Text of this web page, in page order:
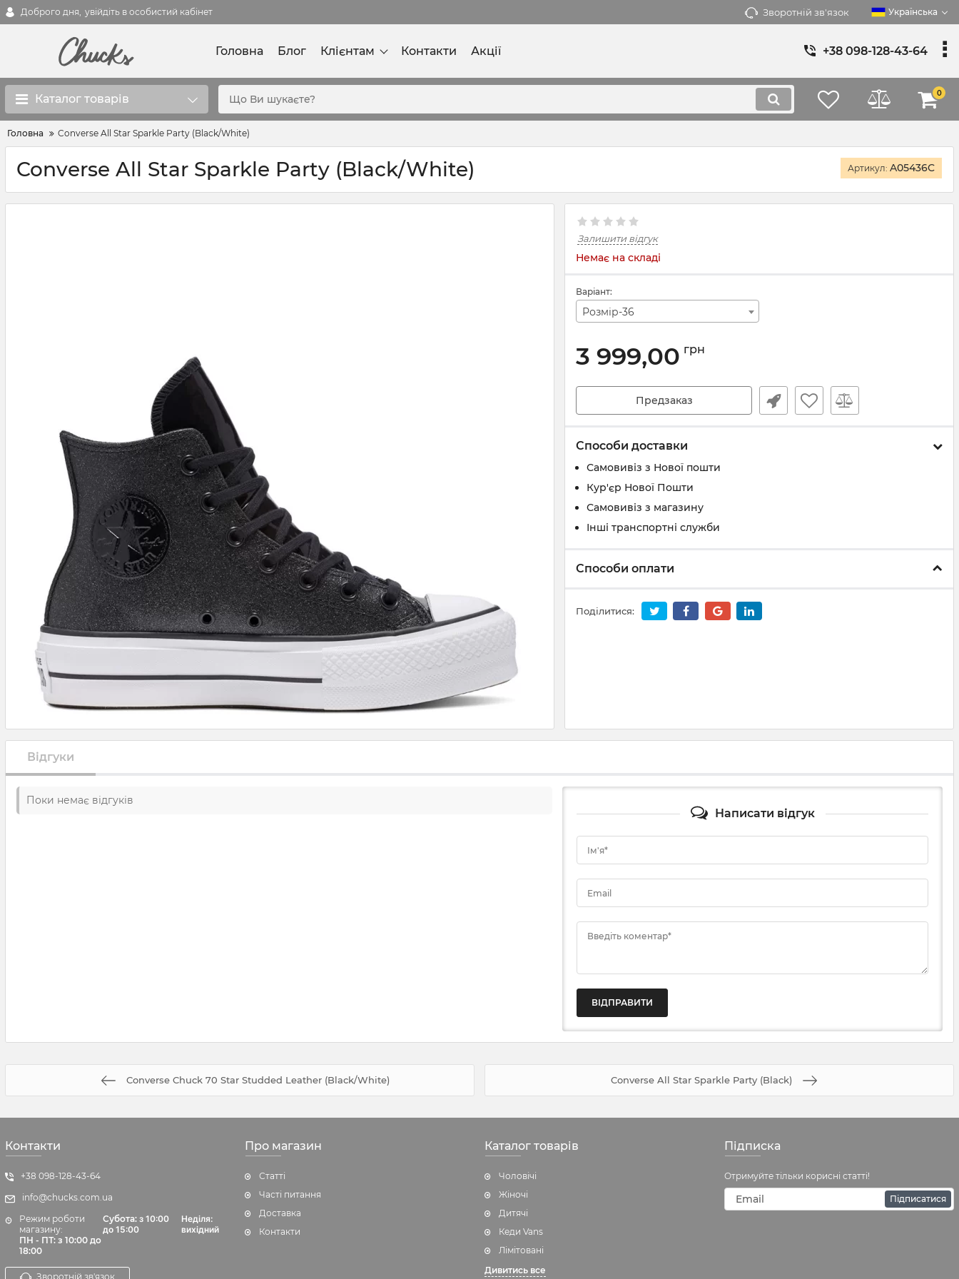
Доброго дня, увійдіть в особистий кабінет Зворотній зв'язок Українська
Головна Блог Клієнтам Контакти Акції +38 098-128-43-64
Каталог товарів 0
Головна Converse All Star Sparkle Party (Black/White)
Converse All Star Sparkle Party (Black/White) Артикул: A05436C
Залишити відгук
Немає на складі
Варіант:
Розмір-36
3 999,00 грн
Предзаказ
Способи доставки
Самовивіз з Нової пошти
Кур'єр Нової Пошти
Самовивіз з магазину
Інші транспортні служби
Способи оплати
Поділитися:
Відгуки
Поки немає відгуків
Написати відгук
Ім'я*
Email
Введіть коментар*
Converse Chuck 70 Star Studded Leather (Black/White) Converse All Star Sparkle Party (Black)
Контакти
+38 098-128-43-64
info@chucks.com.ua
Режим роботи
магазину:
ПН - ПТ: з 10:00 до
18:00
Субота:з 10:00
до 15:00
Неділя:
вихідний
Зворотній зв'язок
Про магазин
Статті
Часті питання
Доставка
Контакти
Каталог товарів
Чоловічі
Жіночі
Дитячі
Кеди Vans
Лімітовані
Дивитись все
Підписка
Отримуйте тільки корисні статті!
Підписатися